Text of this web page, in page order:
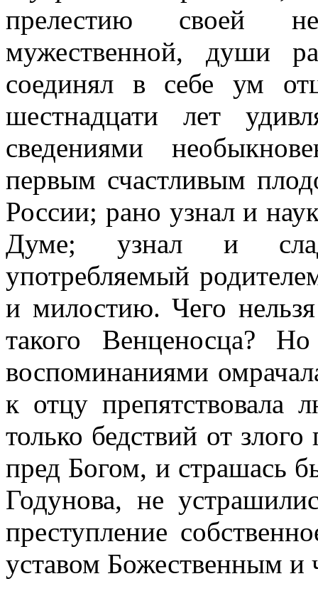
прелестию своей
мужественной, души
соединял в себе ум
шестнадцати лет
сведениями
первым счастливым
России; рано узнал и
Думе; узнал и
употребляемый
и милостию. Чего
такого Венценосца?
воспоминаниями
к отцу препятствовала
только бедствий от
пред Богом, и страшась
Годунова, не
преступление
уставом Божественным и